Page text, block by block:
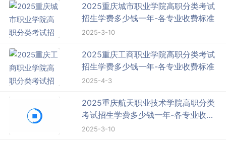
2025重庆城市职业学院高职分类考试
招生学费多少钱一年-各专业收费标准
2025-3-10
2025重庆工商职业学院高职分类考试
招生学费多少钱一年-各专业收费标准
2025-4-3
2025重庆航天职业技术学院高职分类
考试招生学费多少钱一年-各专业收费
标准
2025-3-10